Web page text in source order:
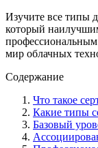
Изучите все типы
который
мир облачных
Содержание
Что такое
Какие типы
Базовый